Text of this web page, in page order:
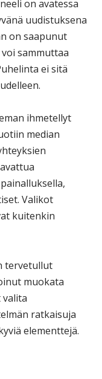
on avatessa
uudistuksena
on saapunut
sammuttaa
ei sitä
ihmetellyt
median
Valikot
kuitenkin
tervetullut
muokata
ratkaisuja
elementtejä.